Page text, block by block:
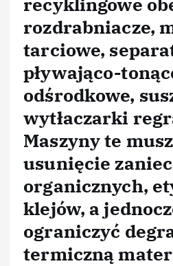
rozdrabniacze,
tarciowe,
pływająco-
odśrodkowe,
wytłaczarki
Maszyny te
usunięcie
organicznych,
klejów, a
ograniczyć
termiczną